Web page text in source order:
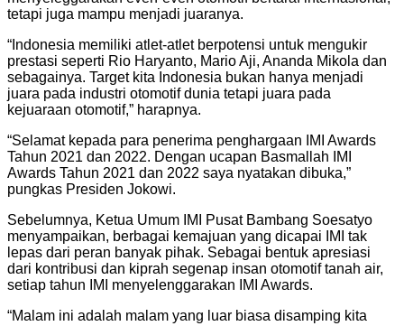
tetapi juga mampu menjadi juaranya.
“Indonesia memiliki atlet-atlet berpotensi untuk mengukir
prestasi seperti Rio Haryanto, Mario Aji, Ananda Mikola dan
sebagainya. Target kita Indonesia bukan hanya menjadi
juara pada industri otomotif dunia tetapi juara pada
kejuaraan otomotif,” harapnya.
“Selamat kepada para penerima penghargaan IMI Awards
Tahun 2021 dan 2022. Dengan ucapan Basmallah IMI
Awards Tahun 2021 dan 2022 saya nyatakan dibuka,”
pungkas Presiden Jokowi.
Sebelumnya, Ketua Umum IMI Pusat Bambang Soesatyo
menyampaikan, berbagai kemajuan yang dicapai IMI tak
lepas dari peran banyak pihak. Sebagai bentuk apresiasi
dari kontribusi dan kiprah segenap insan otomotif tanah air,
setiap tahun IMI menyelenggarakan IMI Awards.
“Malam ini adalah malam yang luar biasa disamping kita